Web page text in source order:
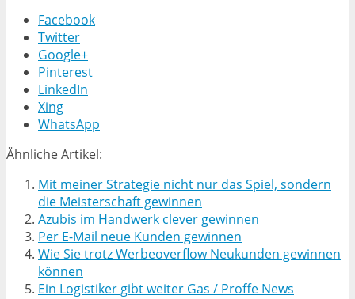
Facebook
Twitter
Google+
Pinterest
LinkedIn
Xing
WhatsApp
Ähnliche Artikel:
Mit meiner Strategie nicht nur das Spiel, sondern
die Meisterschaft gewinnen
Azubis im Handwerk clever gewinnen
Per E-Mail neue Kunden gewinnen
Wie Sie trotz Werbeoverflow Neukunden gewinnen
können
Ein Logistiker gibt weiter Gas / Proffe News